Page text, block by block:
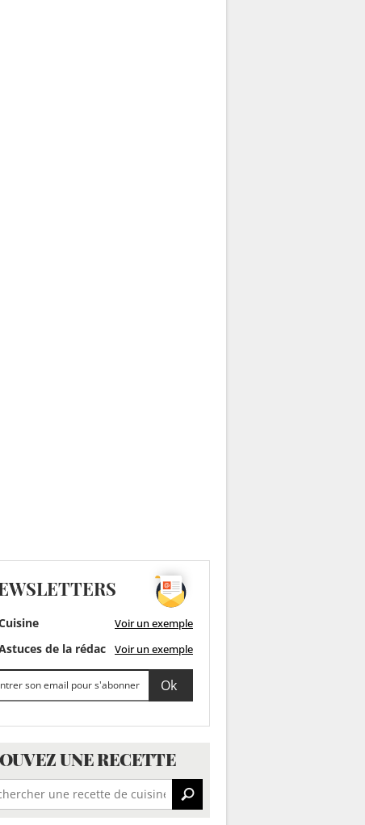
Voir un exemple
de la rédac Voir un exemple
UNE RECETTE